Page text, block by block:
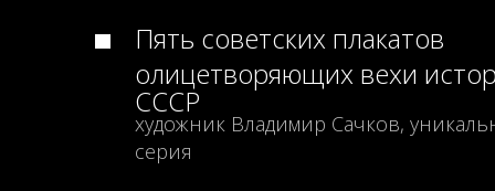
Пять советских плакатов
олицетворяющих вехи
СССР
художник Владимир Сачков,
серия